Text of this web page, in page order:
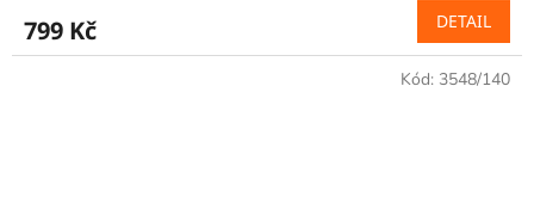
799 Kč DETAIL
Kód: 3548/140